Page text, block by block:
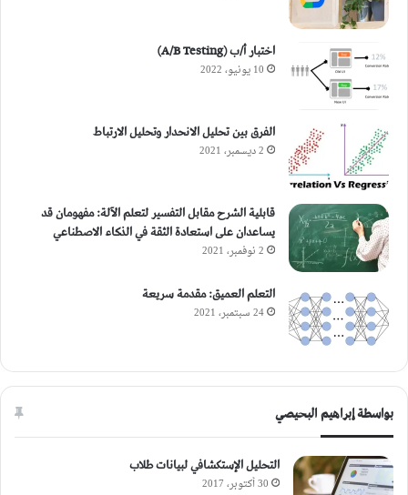
اختبار أ/ب (A/B Testing)
10 يونيو، 2022
الفرق بين تحليل الانحدار وتحليل الارتباط
2 ديسمبر، 2021
قابلية الشرح مقابل التفسير لتعلم الآلة: مفهومان قد
يساعدان على استعادة الثقة في الذكاء الاصطناعي
2 نوفمبر، 2021
التعلم العميق: مقدمة سريعة
24 سبتمبر، 2021
بواسطة إبراهيم البحيصي
التحليل الإستكشافي لبيانات طلاب
30 أكتوبر، 2017